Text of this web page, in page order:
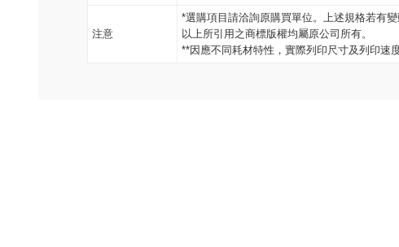
注意
*選購項目請洽詢原購買單位。上述規格若有
以上所引用之商標版權均屬原公司所有。
**因應不同耗材特性，實際列印尺寸及列印速